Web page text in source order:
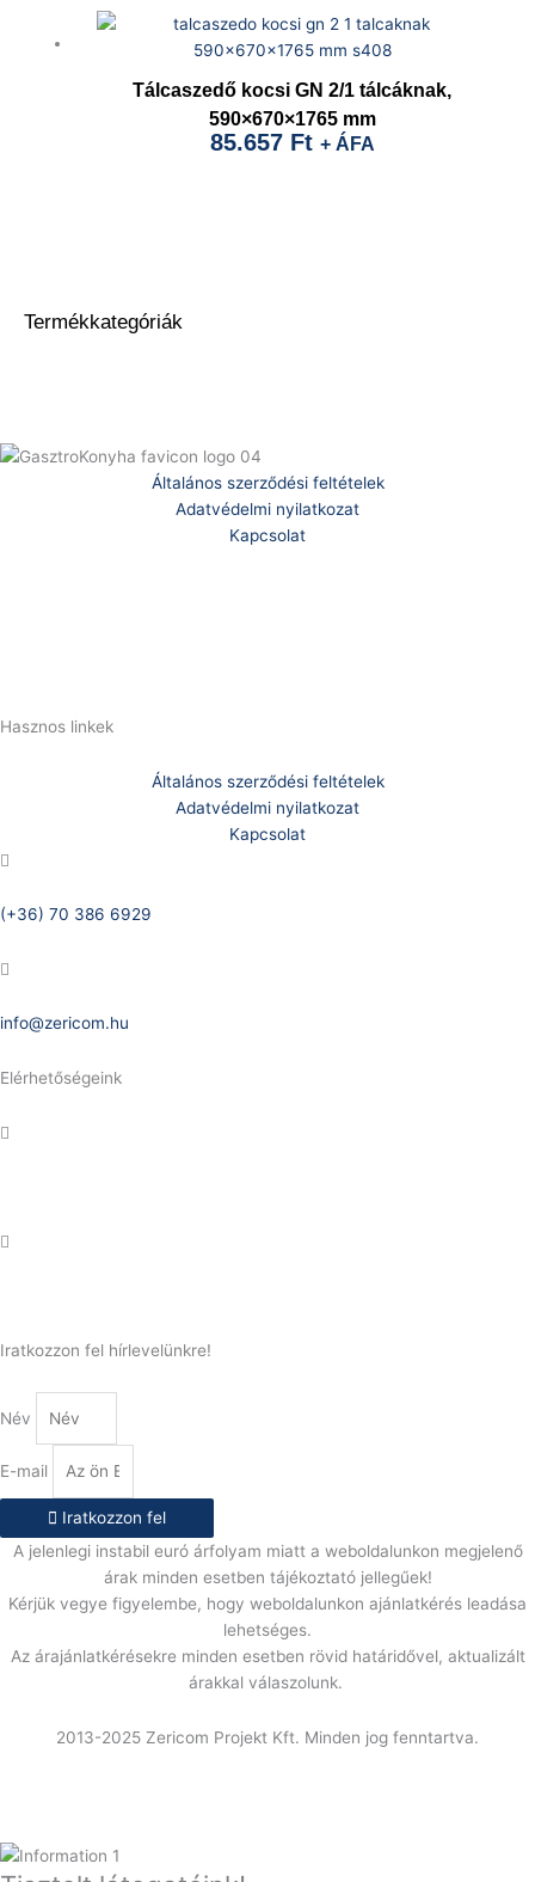
Termékkategóriák
Tálcaszedő kocsi GN 2/1 tálcáknak,
590×670×1765 mm
85.657 Ft + ÁFA
Általános szerződési feltételek
Adatvédelmi nyilatkozat
Kapcsolat
Hasznos linkek
Általános szerződési feltételek
Adatvédelmi nyilatkozat
Kapcsolat
(+36) 70 386 6929
info@zericom.hu
Elérhetőségeink
Iratkozzon fel hírlevelünkre!
Név
E-mail
Iratkozzon fel
A jelenlegi instabil euró árfolyam miatt a weboldalunkon megjelenő
árak minden esetben tájékoztató jellegűek!
Kérjük vegye figyelembe, hogy weboldalunkon ajánlatkérés leadása
lehetséges.
Az árajánlatkérésekre minden esetben rövid határidővel, aktualizált
árakkal válaszolunk.
2013-2025 Zericom Projekt Kft. Minden jog fenntartva.